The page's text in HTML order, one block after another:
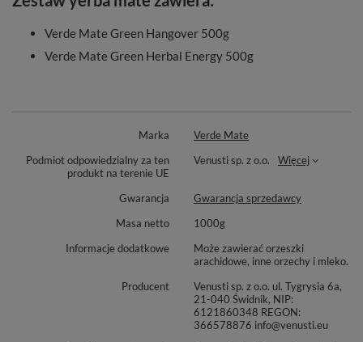
Verde Mate Green Hangover 500g
Verde Mate Green Herbal Energy 500g
Marka
Verde Mate
Podmiot odpowiedzialny za ten
produkt na terenie UE
Venusti sp. z o.o. Więcej
Gwarancja
Gwarancja sprzedawcy
Masa netto
1000g
Informacje dodatkowe
Może zawierać orzeszki
arachidowe, inne orzechy i mleko.
Producent
Venusti sp. z o.o. ul. Tygrysia 6a,
21-040 Świdnik, NIP:
6121860348 REGON:
366578876 info@venusti.eu